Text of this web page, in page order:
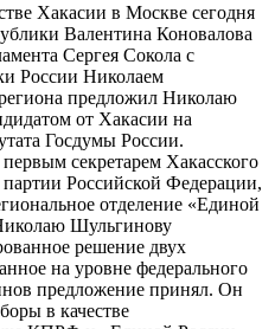
Хакасии в Москве сегодня
Валентина Коновалова
Сергея Сокола с
России Николаем
предложил Николаю
от Хакасии на
Госдумы России.
секретарем Хакасского
Российской Федерации,
отделение «Единой
Шульгинову
решение двух
на уровне федерального
предложение принял. Он
в качестве